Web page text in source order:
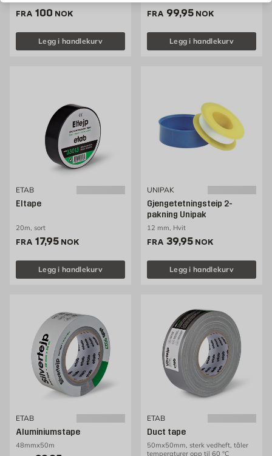
FRA Pris 100 NOK /stk
100 NOK
Legg i handlekurv
FRA Pris 99.95 NOK /stk
99,95 NOK
Legg i handlekurv
ETAB
Eltape
20m, sort
FRA Pris 17.95 NOK /stk
17,95 NOK
Legg i handlekurv
UNIPAK
Gjengetetningsteip 2-
pakning Unipak
12 mm, Hvit
FRA Pris 39.95 NOK /stk
39,95 NOK
Legg i handlekurv
ETAB
Aluminiumstape
48mmx50m
ETAB
Duct tape
50mx50mm, sterk vedheft, tåler
temperaturer opp til 60 °C